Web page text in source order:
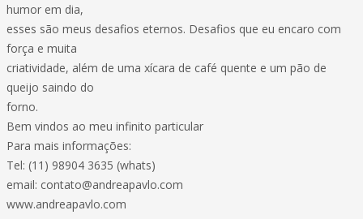
humor em dia,
esses são meus desafios eternos. Desafios que eu encaro com
força e muita
criatividade, além de uma xícara de café quente e um pão de
queijo saindo do
forno.
Bem vindos ao meu infinito particular
Para mais informações:
Tel: (11) 98904 3635 (whats)
email: contato@andreapavlo.com
www.andreapavlo.com